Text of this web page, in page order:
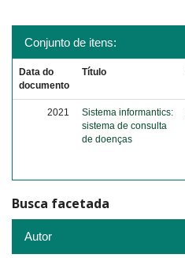
Conjunto de itens:
Data do
documento
Título
2021
Sistema informantics:
sistema de consulta
de doenças
Busca facetada
Autor